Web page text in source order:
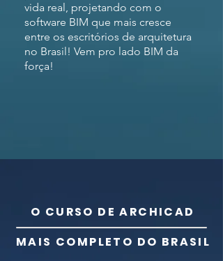
vida real, projetando com o
software BIM que mais cresce
entre os escritórios de arquitetura
no Brasil! Vem pro lado BIM da
força!
O CURSO DE ARCHICAD
MAIS COMPLETO DO BRASIL